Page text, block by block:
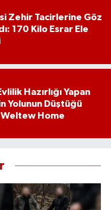
Zehir Tacirlerine Göz
170 Kilo Esrar Ele
Hazırlığı Yapan
Yolunun Düştüğü
Home